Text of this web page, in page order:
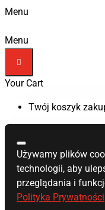
Menu
Menu
Your Cart
Twój koszyk
Używamy plików
technologii, aby
przeglądania i
Polityka Prywatności